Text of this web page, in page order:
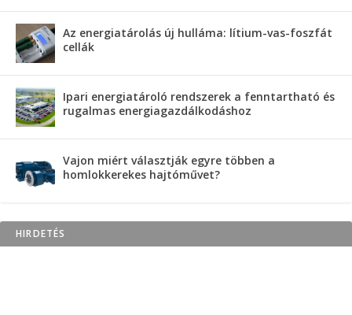
Az energiatárolás új hulláma: lítium-vas-foszfát
cellák
Ipari energiatároló rendszerek a fenntartható és
rugalmas energiagazdálkodáshoz
Vajon miért választják egyre többen a
homlokkerekes hajtóművet?
HIRDETÉS